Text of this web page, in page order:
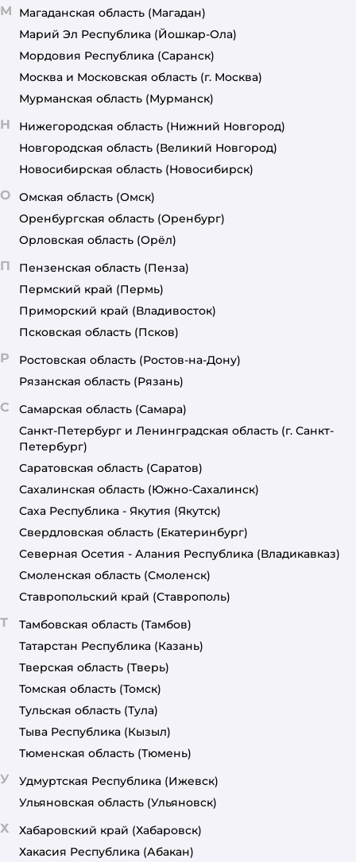
М Магаданская область (Магадан)
Марий Эл Республика (Йошкар-Ола)
Мордовия Республика (Саранск)
Москва и Московская область (г. Москва)
Мурманская область (Мурманск)
Н Нижегородская область (Нижний Новгород)
Новгородская область (Великий Новгород)
Новосибирская область (Новосибирск)
О Омская область (Омск)
Оренбургская область (Оренбург)
Орловская область (Орёл)
П Пензенская область (Пенза)
Пермский край (Пермь)
Приморский край (Владивосток)
Псковская область (Псков)
Р Ростовская область (Ростов-на-Дону)
Рязанская область (Рязань)
С Самарская область (Самара)
Санкт-Петербург и Ленинградская область (г. Санкт-
Петербург)
Саратовская область (Саратов)
Сахалинская область (Южно-Сахалинск)
Саха Республика - Якутия (Якутск)
Свердловская область (Екатеринбург)
Северная Осетия - Алания Республика (Владикавказ)
Смоленская область (Смоленск)
Ставропольский край (Ставрополь)
Т Тамбовская область (Тамбов)
Татарстан Республика (Казань)
Тверская область (Тверь)
Томская область (Томск)
Тульская область (Тула)
Тыва Республика (Кызыл)
Тюменская область (Тюмень)
У Удмуртская Республика (Ижевск)
Ульяновская область (Ульяновск)
Х Хабаровский край (Хабаровск)
Хакасия Республика (Абакан)